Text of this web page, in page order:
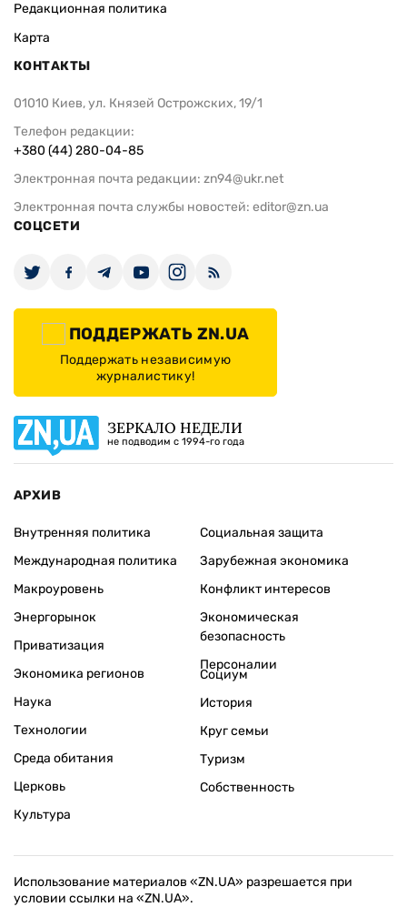
Редакционная политика
Карта
КОНТАКТЫ
01010 Киев, ул. Князей Острожских, 19/1
Телефон редакции:
+380 (44) 280-04-85
Электронная почта редакции: zn94@ukr.net
Электронная почта службы новостей: editor@zn.ua
СОЦСЕТИ
ПОДДЕРЖАТЬ ZN.UA
Поддержать независимую
журналистику!
ЗЕРКАЛО НЕДЕЛИ
не подводим с 1994-го года
АРХИВ
Внутренняя политика
Международная политика
Макроуровень
Энергорынок
Приватизация
Экономика регионов
Социальная защита
Зарубежная экономика
Конфликт интересов
Экономическая
безопасность
Персоналии
Наука
Технологии
Среда обитания
Церковь
Культура
Социум
История
Круг семьи
Туризм
Собственность
Использование материалов «ZN.UA» разрешается при
условии ссылки на «ZN.UA».